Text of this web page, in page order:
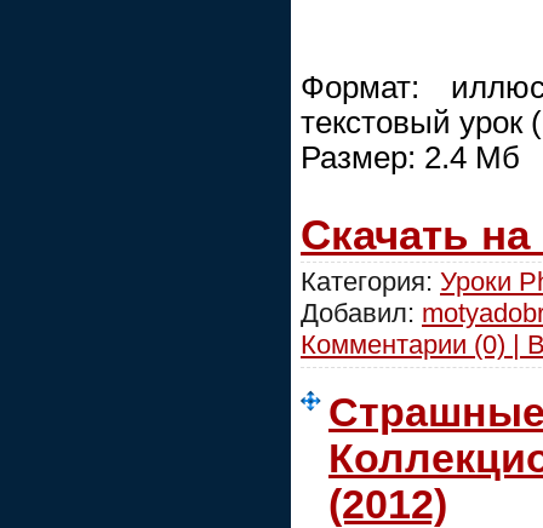
Формат:
текстовый урок
Размер: 2.4 Мб
Скачать
Категория: Уроки
Добавил:
Комментарии (0) |
Страшные
(2012)